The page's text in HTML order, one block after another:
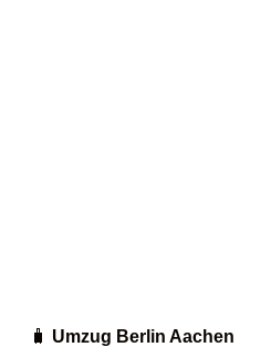
🧳 Umzug Berlin Aachen